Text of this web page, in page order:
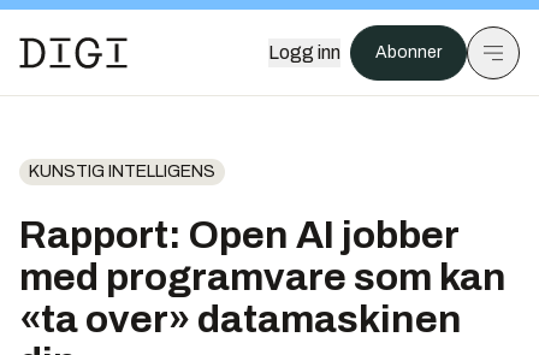
Logg inn Abonner
KUNSTIG INTELLIGENS
Rapport: Open AI jobber
med programvare som kan
«ta over» datamaskinen